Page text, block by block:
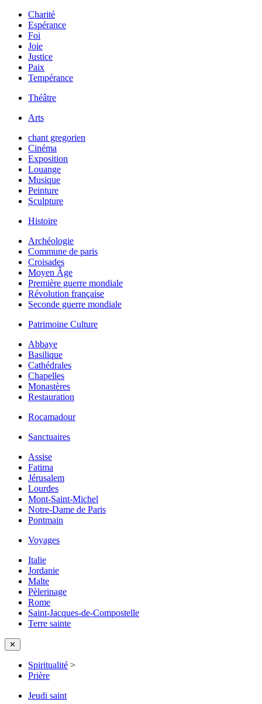
Charité
Espérance
Foi
Joie
Justice
Paix
Tempérance
Théâtre
Arts
chant gregorien
Cinéma
Exposition
Louange
Musique
Peinture
Sculpture
Histoire
Archéologie
Commune de paris
Croisades
Moyen Âge
Première guerre mondiale
Révolution française
Seconde guerre mondiale
Patrimoine Culture
Abbaye
Basilique
Cathédrales
Chapelles
Monastères
Restauration
Rocamadour
Sanctuaires
Assise
Fatima
Jérusalem
Lourdes
Mont-Saint-Michel
Notre-Dame de Paris
Pontmain
Voyages
Italie
Jordanie
Malte
Pèlerinage
Rome
Saint-Jacques-de-Compostelle
Terre sainte
✕
Spiritualité >
Prière
Jeudi saint